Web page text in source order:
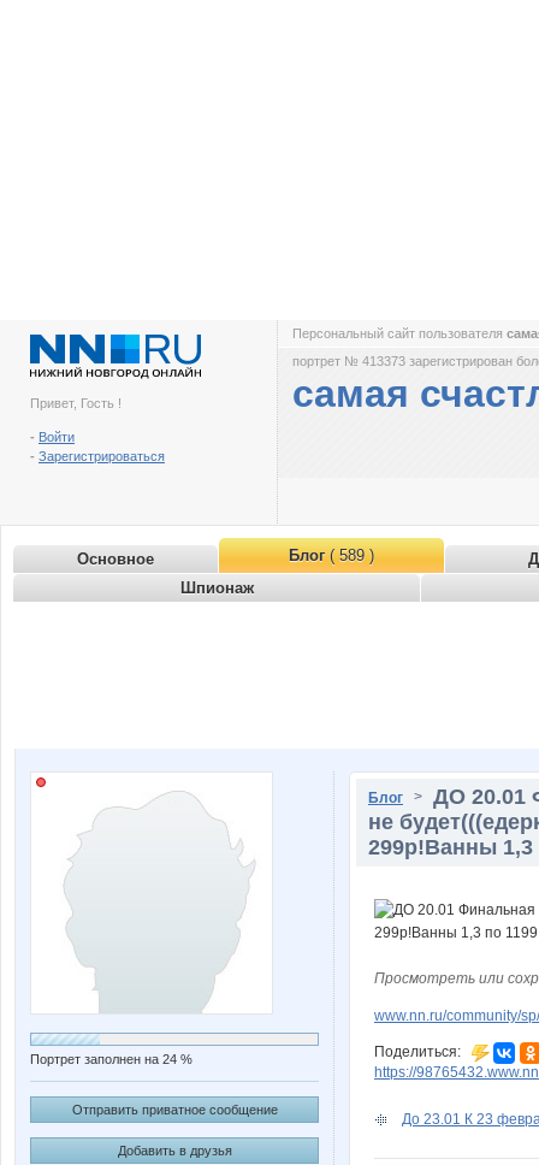
Привет, Гость !
- Войти
- Зарегистрироваться
Персональный сайт пользователя
портрет № 413373 зарегистрирован
самая
Основное Блог( 589 )
Шпионаж
Портрет заполнен на 24 %
Отправить приватное сообщение
Добавить в друзья
Блог > ДО 20.01
не
299р!Ванны 1,3
Просмотреть или
www.nn.ru/community/
Поделиться:
https://
До 23.01 К 23